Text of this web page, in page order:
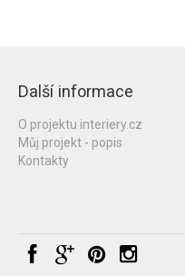
Další informace
O projektu interiery.cz
Můj projekt - popis
Kontakty